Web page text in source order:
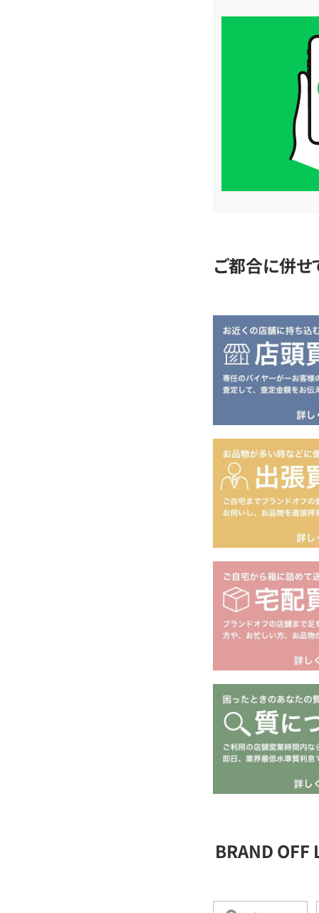
ご都合に併せ
BRAND